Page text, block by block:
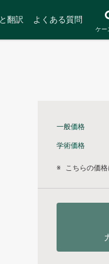
翻訳 よくある質問
ケー
一般価格
学術価格
※ こちらの価